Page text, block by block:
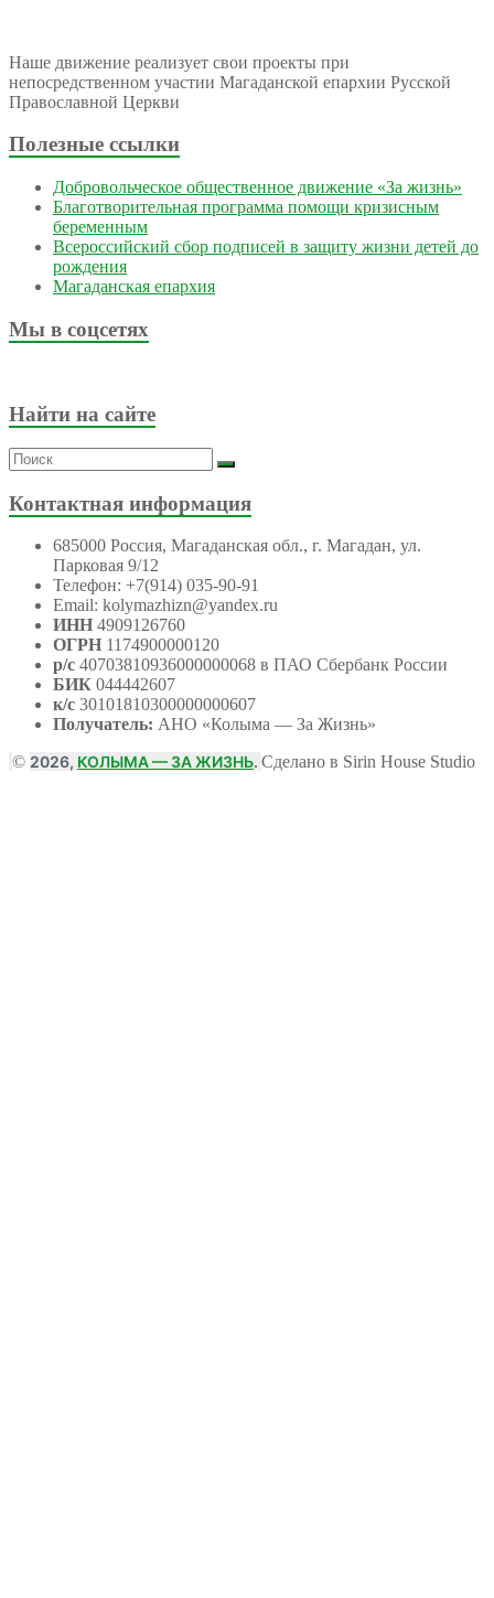
Наше движение реализует свои проекты при
непосредственном участии Магаданской епархии Русской
Православной Церкви
Полезные ссылки
Добровольческое общественное движение «За жизнь»
Благотворительная программа помощи кризисным
беременным
Всероссийский сбор подписей в защиту жизни детей до
рождения
Магаданская епархия
Мы в соцсетях
Найти на сайте
Контактная информация
685000 Россия, Магаданская обл., г. Магадан, ул.
Парковая 9/12
Телефон: +7(914) 035-90-91
Email: kolymazhizn@yandex.ru
ИНН 4909126760
ОГРН 1174900000120
р/с 40703810936000000068 в ПАО Сбербанк России
БИК 044442607
к/с 30101810300000000607
Получатель: АНО «Колыма — За Жизнь»
© 2026, КОЛЫМА — ЗА ЖИЗНЬ. Сделано в Sirin House Studio